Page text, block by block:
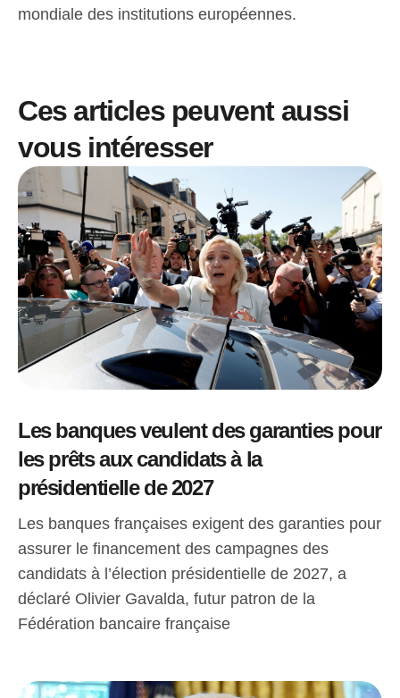
mondiale des institutions européennes.
Ces articles peuvent aussi
vous intéresser
Les banques veulent des garanties pour
les prêts aux candidats à la
présidentielle de 2027
Les banques françaises exigent des garanties pour
assurer le financement des campagnes des
candidats à l’élection présidentielle de 2027, a
déclaré Olivier Gavalda, futur patron de la
Fédération bancaire française